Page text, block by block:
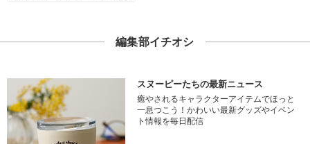
編集部イチオシ
スヌーピーたちの最新ニュース
癒やされるキャラクターアイテムでほっと
一息つこう！かわいい最新グッズやイベン
ト情報を毎日配信